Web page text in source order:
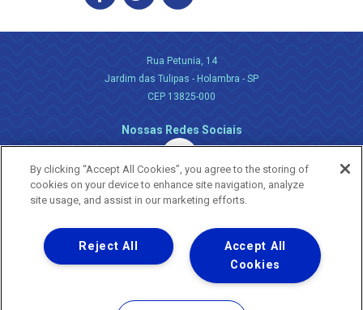
Rua Petunia, 14
Jardim das Tulipas - Holambra - SP
CEP 13825-000
Nossas Redes Sociais
Uma empresa
Copyright ® 2026 - Todos os Direitos Reservados.
Nossa natureza movimenta a vida
By clicking “Accept All Cookies”, you agree to the storing of
cookies on your device to enhance site navigation, analyze
site usage, and assist in our marketing efforts.
Accept All
Cookies
Reject All